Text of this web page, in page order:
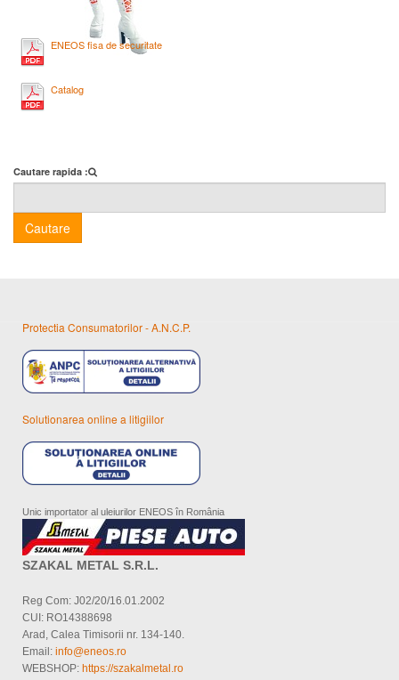
ENEOS fisa de securitate
Catalog
Cautare rapida :
Cautare
Protectia Consumatorilor - A.N.C.P.
Solutionarea online a litigiilor
Unic importator al uleiurilor ENEOS în România
SZAKAL METAL S.R.L.
Reg Com: J02/20/16.01.2002
CUI: RO14388698
Arad, Calea Timisorii nr. 134-140.
Email: info@eneos.ro
WEBSHOP: https://szakalmetal.ro